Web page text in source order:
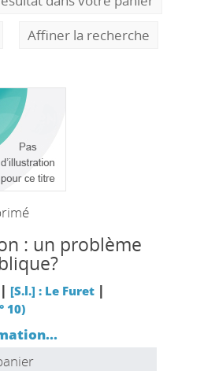
Affiner la recherche
: un problème
| [S.l.] : Le Furet|
10)